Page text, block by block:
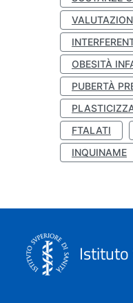
OBESITÀ
PUBERTÀ
FTALATI
INQUINAME
Istituto